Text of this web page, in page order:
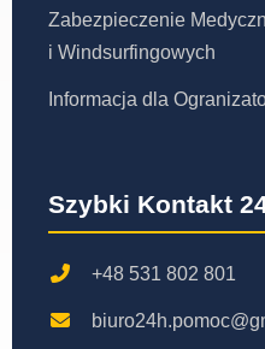
Zabezpieczenie
i Windsurfingowych
Informacja dla
Szybki Kontakt
+48 531 802 801